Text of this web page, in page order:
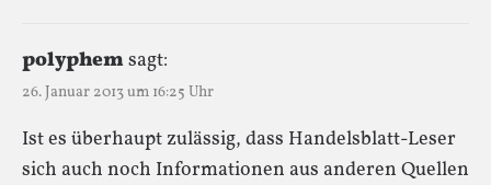
polyphemsagt:
26. Januar 2013 um 16:25 Uhr
Ist es überhaupt zulässig, dass Handelsblatt-Leser
sich auch noch Informationen aus anderen Quellen